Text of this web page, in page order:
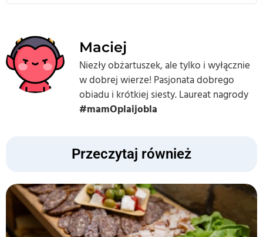
Maciej
Niezły obżartuszek, ale tylko i wyłącznie
w dobrej wierze! Pasjonata dobrego
obiadu i krótkiej siesty. Laureat nagrody
#mamOplaijobla
Przeczytaj również